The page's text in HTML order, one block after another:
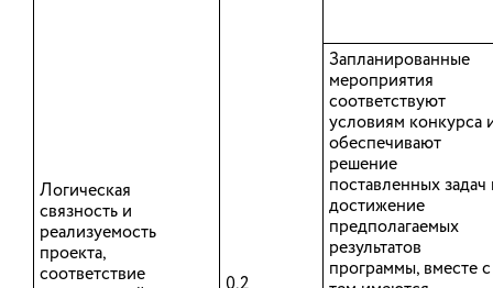
Логическая
связность и
реализуемость
проекта,
соответствие
Запланированные
мероприятия
соответствуют
условиям конкурса
обеспечивают
решение
поставленных задач
достижение
предполагаемых
результатов
программы, вместе с
Работа России
Новости
Правительство
Ивановской области
Уполномоченный по
правам ребенка в
Ивановской области
Общественная палата
Ивановской области
Официальный интернет-
портал правовой
информации
Совет муниципальных
образований
Ивановской области